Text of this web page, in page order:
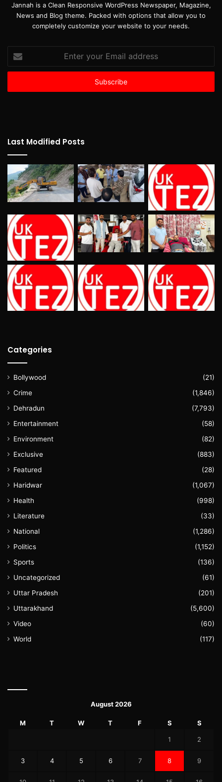
Jannah is a Clean Responsive WordPress Newspaper, Magazine,
News and Blog theme. Packed with options that allow you to
completely customize your website to your needs.
your
Email
Last Modified Posts
Categories
Bollywood
(21)
Crime
(1,846)
Dehradun
(7,793)
Entertainment
(58)
Environment
(82)
Exclusive
(883)
Featured
(28)
Haridwar
(1,067)
Health
(998)
Literature
(33)
National
(1,286)
Politics
(1,152)
Sports
(136)
Uncategorized
(61)
Uttar Pradesh
(201)
Uttarakhand
(5,600)
Video
(60)
World
(117)
August 2026
M T W T F S S
1 2
3 4 5 6 7 8 9